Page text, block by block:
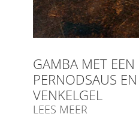
GAMBA MET
PERNODSAUS
VENKELGEL
LEES MEER